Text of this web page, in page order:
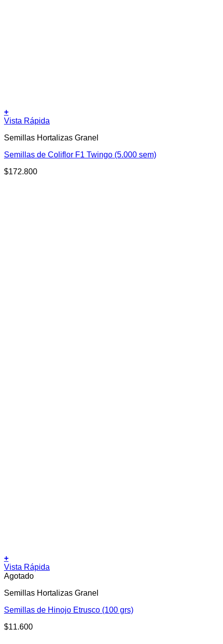
+
Vista Rápida
Semillas Hortalizas Granel
Semillas de Coliflor F1 Twingo (5.000 sem)
$172.800
+
Vista Rápida
Agotado
Semillas Hortalizas Granel
Semillas de Hinojo Etrusco (100 grs)
$11.600